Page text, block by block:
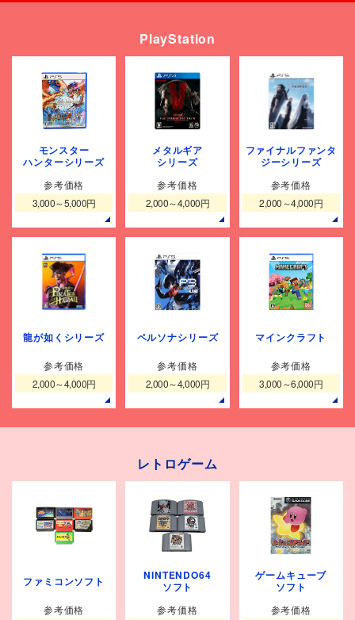
PlayStation
モンスター
ハンターシリーズ
参考価格
3,000～5,000円
メタルギア
シリーズ
参考価格
2,000～4,000円
ファイナルファンタ
ジーシリーズ
参考価格
2,000～4,000円
龍が如くシリーズ
参考価格
2,000～4,000円
ペルソナシリーズ
参考価格
2,000～4,000円
マインクラフト
参考価格
3,000～6,000円
レトロゲーム
ファミコンソフト
参考価格
NINTENDO64
ソフト
参考価格
ゲームキューブ
ソフト
参考価格